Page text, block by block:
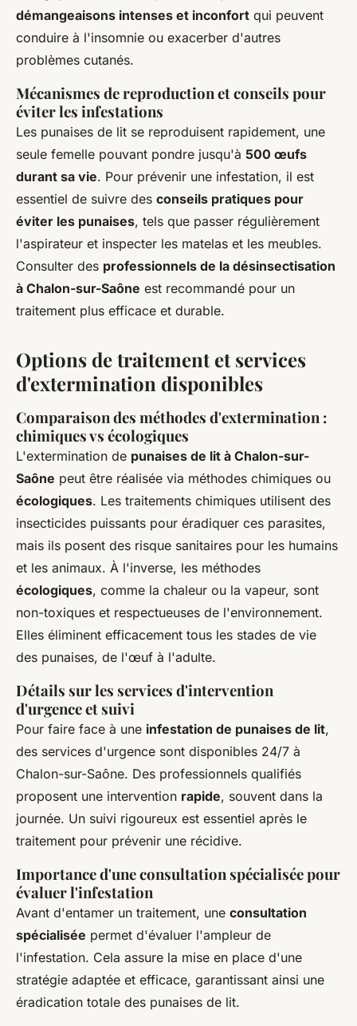
démangeaisons intenses et inconfort qui peuvent
conduire à l'insomnie ou exacerber d'autres
problèmes cutanés.
Mécanismes de reproduction et conseils pour
éviter les infestations
Les punaises de lit se reproduisent rapidement, une
seule femelle pouvant pondre jusqu'à 500 œufs
durant sa vie. Pour prévenir une infestation, il est
essentiel de suivre des conseils pratiques pour
éviter les punaises, tels que passer régulièrement
l'aspirateur et inspecter les matelas et les meubles.
Consulter des professionnels de la désinsectisation
à Chalon-sur-Saône est recommandé pour un
traitement plus efficace et durable.
Options de traitement et services
d'extermination disponibles
Comparaison des méthodes d'extermination :
chimiques vs écologiques
L'extermination de punaises de lit à Chalon-sur-
Saône peut être réalisée via méthodes chimiques ou
écologiques. Les traitements chimiques utilisent des
insecticides puissants pour éradiquer ces parasites,
mais ils posent des risque sanitaires pour les humains
et les animaux. À l'inverse, les méthodes
écologiques, comme la chaleur ou la vapeur, sont
non-toxiques et respectueuses de l'environnement.
Elles éliminent efficacement tous les stades de vie
des punaises, de l'œuf à l'adulte.
Détails sur les services d'intervention
d'urgence et suivi
Pour faire face à une infestation de punaises de lit,
des services d'urgence sont disponibles 24/7 à
Chalon-sur-Saône. Des professionnels qualifiés
proposent une intervention rapide, souvent dans la
journée. Un suivi rigoureux est essentiel après le
traitement pour prévenir une récidive.
Importance d'une consultation spécialisée pour
évaluer l'infestation
Avant d'entamer un traitement, une consultation
spécialisée permet d'évaluer l'ampleur de
l'infestation. Cela assure la mise en place d'une
stratégie adaptée et efficace, garantissant ainsi une
éradication totale des punaises de lit.